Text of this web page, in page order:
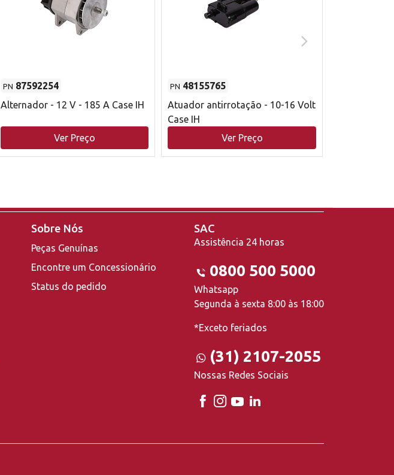
PN 87592254
Alternador - 12 V - 185 A Case IH
Ver Preço
PN 48155765
Atuador antirrotação - 10-16 Volt
Case IH
Ver Preço
Sobre Nós
Peças Genuínas
Encontre um Concessionário
Status do pedido
SAC
Assistência 24 horas
0800 500 5000
Whatsapp
Segunda à sexta 8:00 às 18:00
*Exceto feriados
(31) 2107-2055
Nossas Redes Sociais